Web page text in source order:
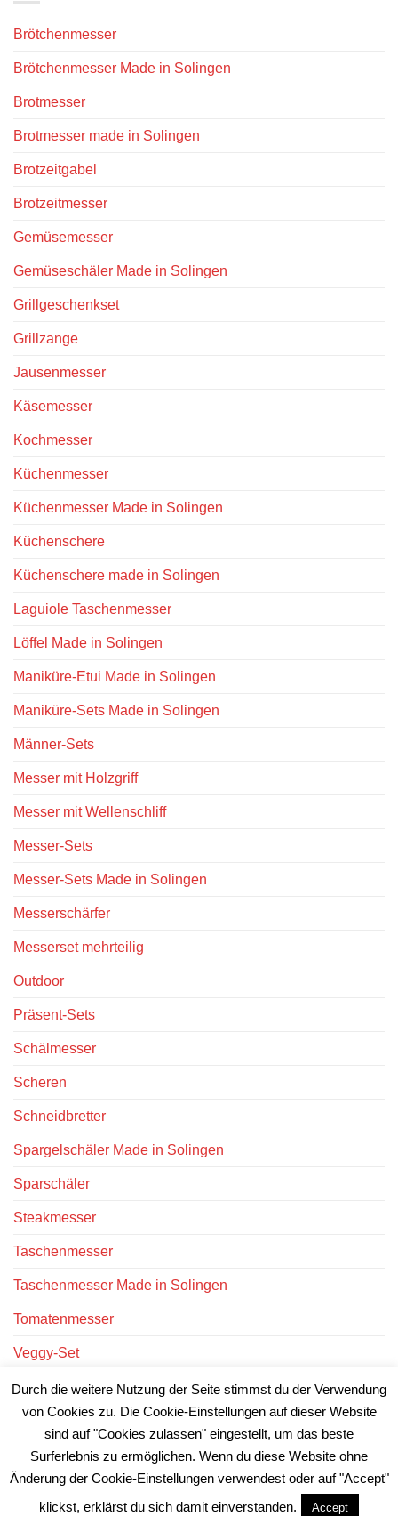
Brötchenmesser
Brötchenmesser Made in Solingen
Brotmesser
Brotmesser made in Solingen
Brotzeitgabel
Brotzeitmesser
Gemüsemesser
Gemüseschäler Made in Solingen
Grillgeschenkset
Grillzange
Jausenmesser
Käsemesser
Kochmesser
Küchenmesser
Küchenmesser Made in Solingen
Küchenschere
Küchenschere made in Solingen
Laguiole Taschenmesser
Löffel Made in Solingen
Maniküre-Etui Made in Solingen
Maniküre-Sets Made in Solingen
Männer-Sets
Messer mit Holzgriff
Messer mit Wellenschliff
Messer-Sets
Messer-Sets Made in Solingen
Messerschärfer
Messerset mehrteilig
Outdoor
Präsent-Sets
Schälmesser
Scheren
Schneidbretter
Spargelschäler Made in Solingen
Sparschäler
Steakmesser
Taschenmesser
Taschenmesser Made in Solingen
Tomatenmesser
Veggy-Set
Victorinox Messer
Victorinox Uhren
Durch die weitere Nutzung der Seite stimmst du der Verwendung
von Cookies zu. Die Cookie-Einstellungen auf dieser Website
sind auf "Cookies zulassen" eingestellt, um das beste
Surferlebnis zu ermöglichen. Wenn du diese Website ohne
Änderung der Cookie-Einstellungen verwendest oder auf "Accept"
klickst, erklärst du sich damit einverstanden.
Accept